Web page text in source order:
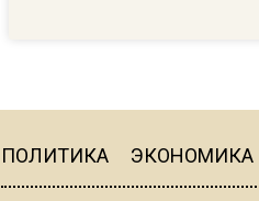
ПОЛИТИКА ЭКОНОМИКА